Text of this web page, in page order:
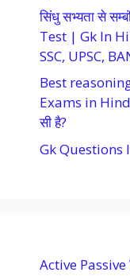
सिंधु सभ्यता से
Test | Gk In
SSC, UPSC,
Best
Exams in
सी है?
Gk Questions
Active